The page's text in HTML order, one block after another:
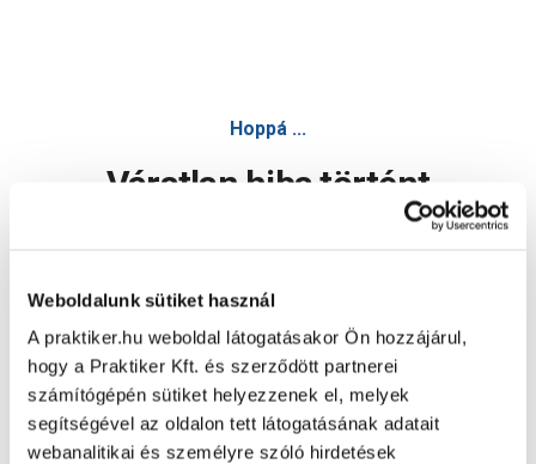
Weboldalunk sütiket használ
A praktiker.hu weboldal látogatásakor Ön hozzájárul,
hogy a Praktiker Kft. és szerződött partnerei
számítógépén sütiket helyezzenek el, melyek
segítségével az oldalon tett látogatásának adatait
webanalitikai és személyre szóló hirdetések
Hoppá ...
Váratlan hiba történt
Oldal újratöltése